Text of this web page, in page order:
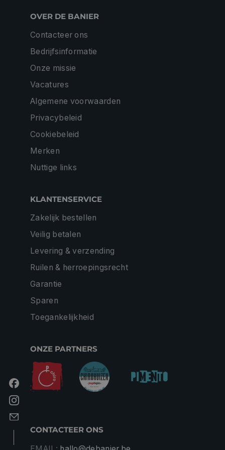
OVER DE BANIER
Contacteer ons
Bedrijfsinformatie
Onze missie
Vacatures
Algemene voorwaarden
Privacybeleid
Cookiebeleid
Merken
Nuttige links
KLANTENSERVICE
Zakelijk bestellen
Veilig betalen
Levering & verzending
Ruilen & herroepingsrecht
Garantie
Sparen
Toegankelijkheid
ONZE PARTNERS
CONTACTEER ONS